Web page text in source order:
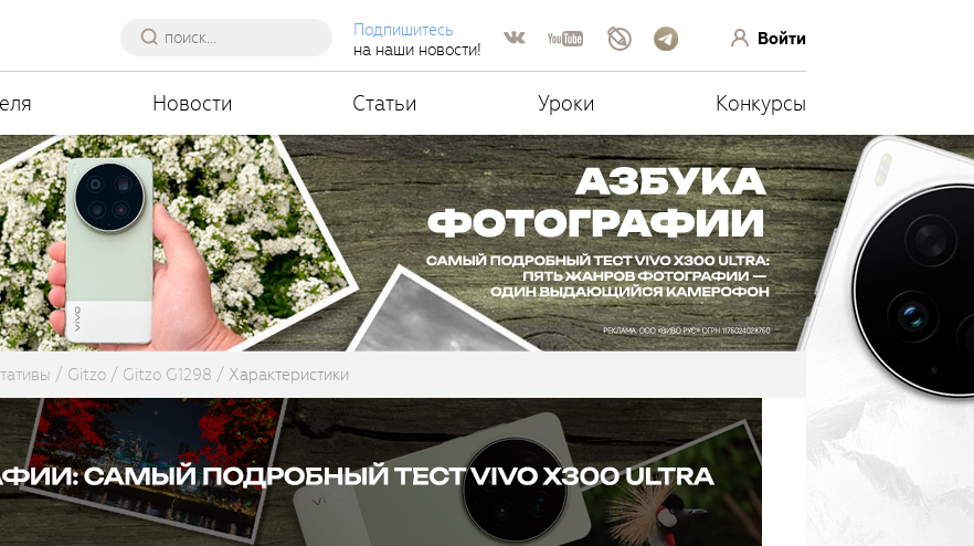
Подпишитесь
на наши новости!
Войти
Новости Статьи Уроки Конкурсы
Gitzo Gitzo G1298 Характеристики